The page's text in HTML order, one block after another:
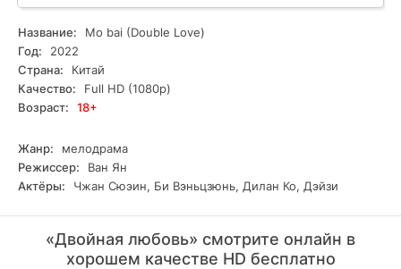
чемпионов". Вместе с отважным и харизматичным Хань
Цзин Мо главная героиня стремится стать успешной во
что бы то ни стало. Вместе герои действительно хороши.
Им придётся долгое время работать над улучшением
своей игры, чтобы оставаться топ-1 в мире.
Название:
Mo bai (Double Love)
Год:
2022
Страна:
Китай
Качество:
Full HD (1080p)
Возраст:
18+
Жанр:
мелодрама
Режиссер:
Ван Ян
Актёры:
Чжан Сюэин, Би Вэньцзюнь, Дилан Ко, Дэйзи
«Двойная любовь» смотрите онлайн в
хорошем качестве HD бесплатно